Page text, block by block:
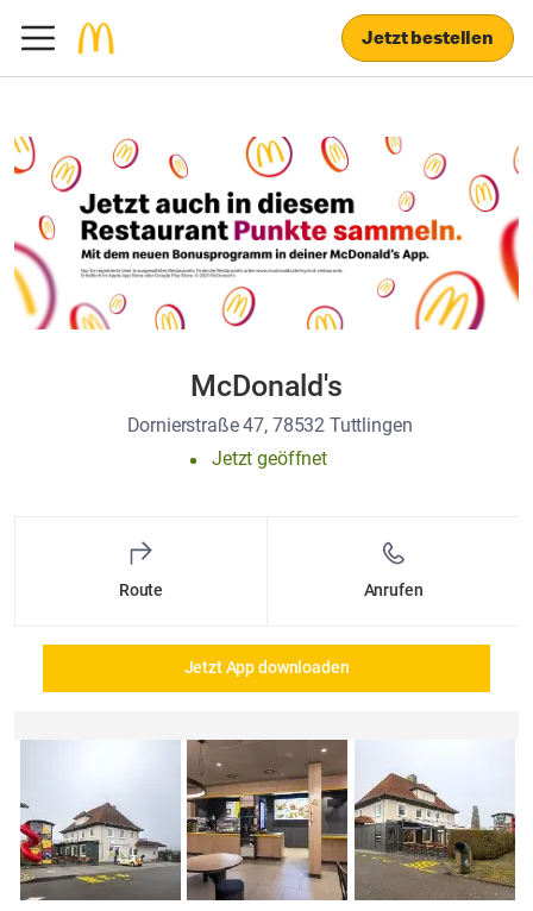
Jetzt bestellen
McDonald's
Dornierstraße 47, 78532 Tuttlingen
Jetzt geöffnet
Route Anrufen
Jetzt App downloaden
Details und Fotos